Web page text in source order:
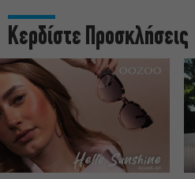
Κερδίστε Προσκλήσεις